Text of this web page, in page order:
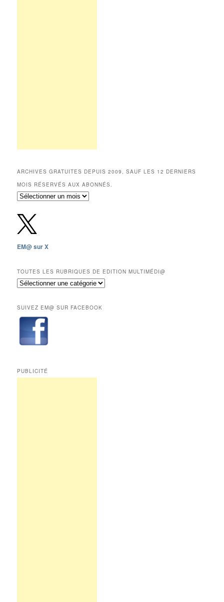
ARCHIVES GRATUITES DEPUIS 2009, SAUF LES 12 DERNIERS
MOIS RÉSERVÉS AUX ABONNÉS.
Archives
depuis
2009,
sauf
les
mois
réservés
aux
EM@ sur X
TOUTES LES RUBRIQUES DE EDITION MULTIMÉDI@
Toutes
de
Edition
Multimédi@
SUIVEZ EM@ SUR FACEBOOK
PUBLICITÉ